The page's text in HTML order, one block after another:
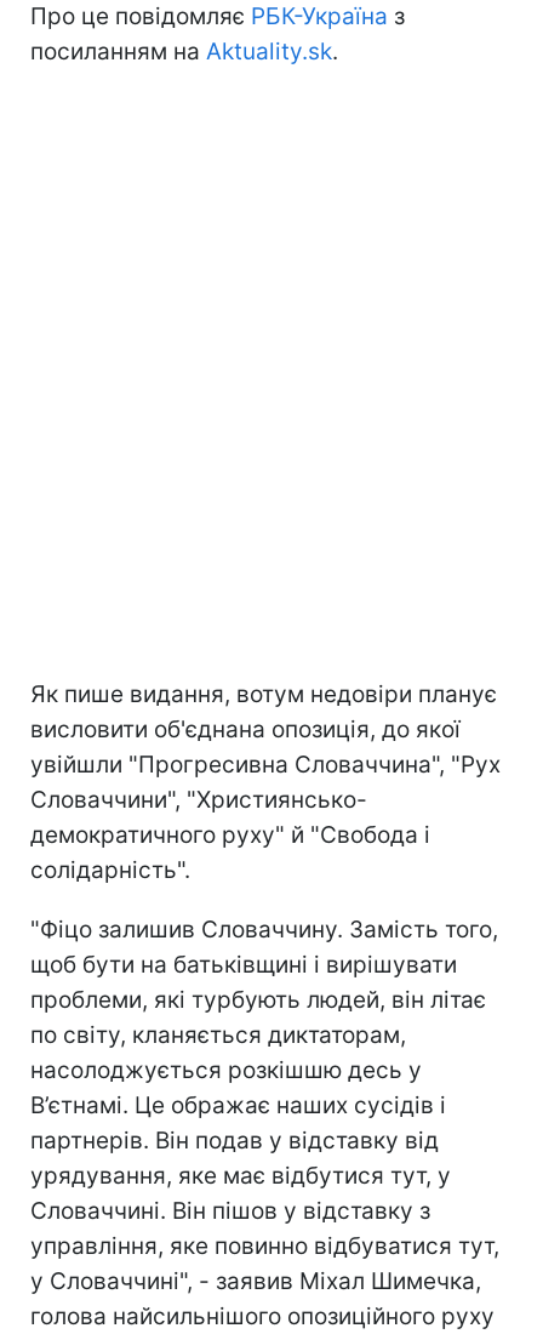
Про це повідомляє РБК-Україна з
посиланням на Aktuality.sk.
Як пише видання, вотум недовіри планує
висловити об'єднана опозиція, до якої
увійшли "Прогресивна Словаччина", "Рух
Словаччини", "Християнсько-
демократичного руху" й "Свобода і
солідарність".
"Фіцо залишив Словаччину. Замість того,
щоб бути на батьківщині і вирішувати
проблеми, які турбують людей, він літає
по світу, кланяється диктаторам,
насолоджується розкішшю десь у
В’єтнамі. Це ображає наших сусідів і
партнерів. Він подав у відставку від
урядування, яке має відбутися тут, у
Словаччині. Він пішов у відставку з
управління, яке повинно відбуватися тут,
у Словаччині", - заявив Міхал Шимечка,
голова найсильнішого опозиційного руху